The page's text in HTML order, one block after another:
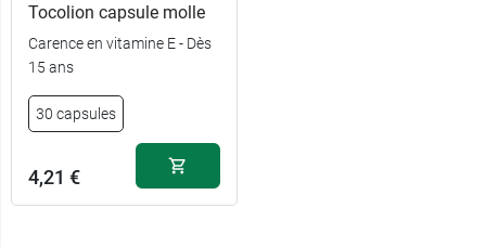
Tocolion capsule molle
Carence en vitamine E - Dès
15 ans
30 capsules
4,21 €